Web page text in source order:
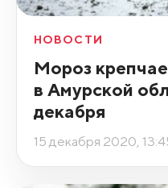
НОВОСТИ
Мороз
в Амурской
декабря
15 декабря 2020,